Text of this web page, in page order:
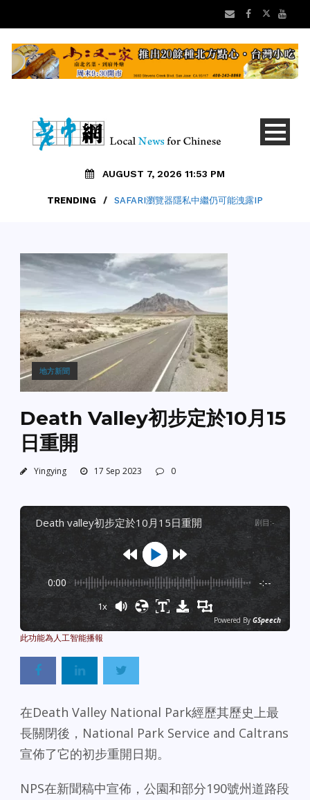
AUGUST 7, 2026 11:53 PM
TRENDING / SAFARI瀏覽器隱私中繼仍可能洩露IP
地方新聞
Death Valley初步定於10月15
日重開
Yingying 17 Sep 2023 0
death valley初步定於10月15日重開 剧目 :-
0:00 -:--
1x
Powered By GSpeech
在Death Valley National Park經歷其歷史上最
長關閉後，National Park Service and Caltrans
宣佈了它的初步重開日期。
NPS在新聞稿中宣佈，公園和部分190號州道路段